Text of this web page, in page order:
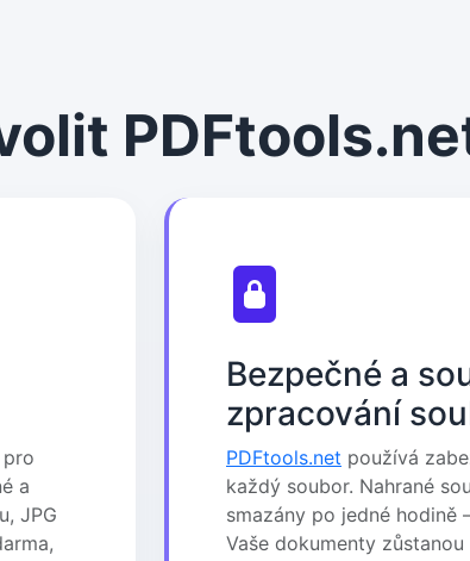
a
JPG
Bezpečné a
zpracování
PDFtools.net používá
každý soubor. Nahrané
smazány po jedné hodině
Vaše dokumenty